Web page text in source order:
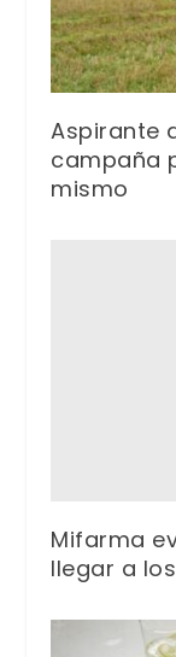
Aspirante
campaña
mismo
Mifarma
llegar a